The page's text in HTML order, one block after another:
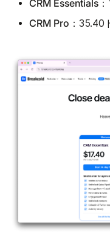
CRM Essentials：
CRM Pro： 35.40